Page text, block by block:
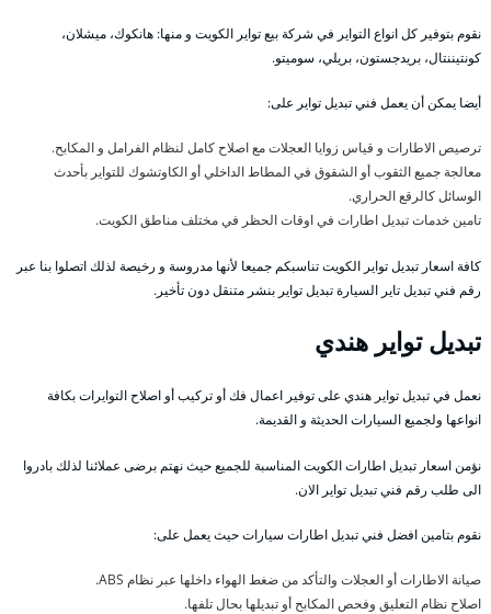
نقوم بتوفير كل انواع التواير في شركة بيع تواير الكويت و منها: هانكوك، ميشلان،
كونتيننتال، بريدجستون، بريلي، سوميتو.
أيضا يمكن أن يعمل فني تبديل تواير على:
ترصيص الاطارات و قياس زوايا العجلات مع اصلاح كامل لنظام الفرامل و المكابح.
معالجة جميع الثقوب أو الشقوق في المطاط الداخلي أو الكاوتشوك للتواير بأحدث
الوسائل كالرقع الحراري.
تامين خدمات تبديل اطارات في اوقات الحظر في مختلف مناطق الكويت.
كافة اسعار تبديل تواير الكويت تناسبكم جميعا لأنها مدروسة و رخيصة لذلك اتصلوا بنا عبر
رقم فني تبديل تاير السيارة تبديل تواير بنشر متنقل دون تأخير.
تبديل تواير هندي
نعمل في تبديل تواير هندي على توفير اعمال فك أو تركيب أو اصلاح التوايرات بكافة
انواعها ولجميع السيارات الحديثة و القديمة.
نؤمن اسعار تبديل اطارات الكويت المناسبة للجميع حيث نهتم برضى عملائنا لذلك بادروا
الى طلب رقم فني تبديل تواير الان.
نقوم بتامين افضل فني تبديل اطارات سيارات حيث يعمل على:
صيانة الاطارات أو العجلات والتأكد من ضغط الهواء داخلها عبر نظام ABS.
اصلاح نظام التعليق وفحص المكابح أو تبديلها بحال تلفها.